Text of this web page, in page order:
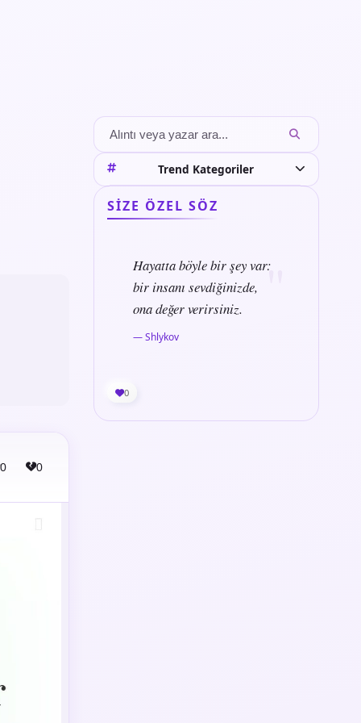
0 0
Trend Kategoriler
SIZE ÖZEL SÖZ
Hayatta böyle bir şey var:
bir insanı sevdiğinizde,
ona değer verirsiniz.
— Shlykov
0